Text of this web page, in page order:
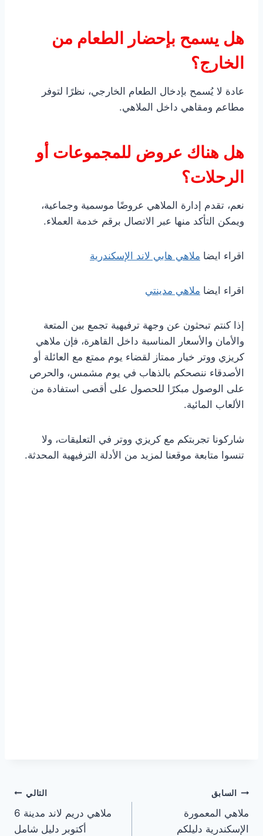
هل يسمح بإحضار الطعام من
الخارج؟
عادة لا يُسمح بإدخال الطعام الخارجي، نظرًا لتوفر
مطاعم ومقاهي داخل الملاهي.
هل هناك عروض للمجموعات أو
الرحلات؟
نعم، تقدم إدارة الملاهي عروضًا موسمية وجماعية،
ويمكن التأكد منها عبر الاتصال برقم خدمة العملاء.
اقراء ايضا ملاهي هابي لاند الإسكندرية
اقراء ايضا ملاهي مدينتي
إذا كنتم تبحثون عن وجهة ترفيهية تجمع بين المتعة
والأمان والأسعار المناسبة داخل القاهرة، فإن ملاهي
كريزي ووتر خيار ممتاز لقضاء يوم ممتع مع العائلة أو
الأصدقاء ننصحكم بالذهاب في يوم مشمس، والحرص
على الوصول مبكرًا للحصول على أقصى استفادة من
الألعاب المائية.
شاركونا تجربتكم مع كريزي ووتر في التعليقات، ولا
تنسوا متابعة موقعنا لمزيد من الأدلة الترفيهية المحدثة.
تصفّح
المقالات
السابق
ملاهي المعمورة
الإسكندرية دليلكم
التالي
ملاهي دريم لاند مدينة 6
أكتوبر دليل شامل